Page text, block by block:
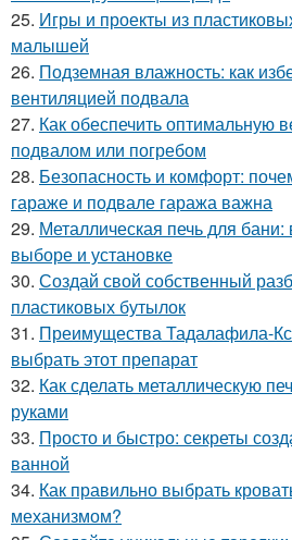
25. Игры и проекты из
малышей
26. Подземная влажность: как
вентиляцией подвала
27. Как обеспечить оптимальную
подвалом или погребом
28. Безопасность и комфорт:
гараже и подвале гаража важна
29. Металлическая печь для бани:
выборе и установке
30. Создай свой собственный
пластиковых бутылок
31. Преимущества Тадалафила-
выбрать этот препарат
32. Как сделать металлическую
руками
33. Просто и быстро: секреты
ванной
34. Как правильно выбрать
механизмом?